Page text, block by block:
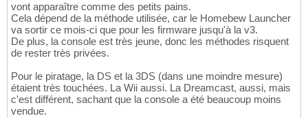
vont apparaître comme des petits pains.
Cela dépend de la méthode utilisée, car le Homebew Launcher
va sortir ce mois-ci que pour les firmware jusqu'à la v3.
De plus, la console est très jeune, donc les méthodes risquent
de rester très privées.
Pour le piratage, la DS et la 3DS (dans une moindre mesure)
étaient très touchées. La Wii aussi. La Dreamcast, aussi, mais
c'est différent, sachant que la console a été beaucoup moins
vendue.